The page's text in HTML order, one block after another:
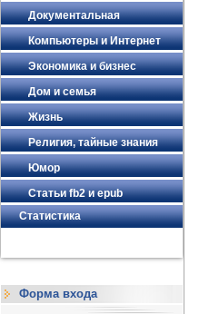
Документальная
Компьютеры и Интернет
Экономика и бизнес
Дом и семья
Жизнь
Религия, тайные знания
Юмор
Статьи fb2 и epub
Статистика
Форма входа